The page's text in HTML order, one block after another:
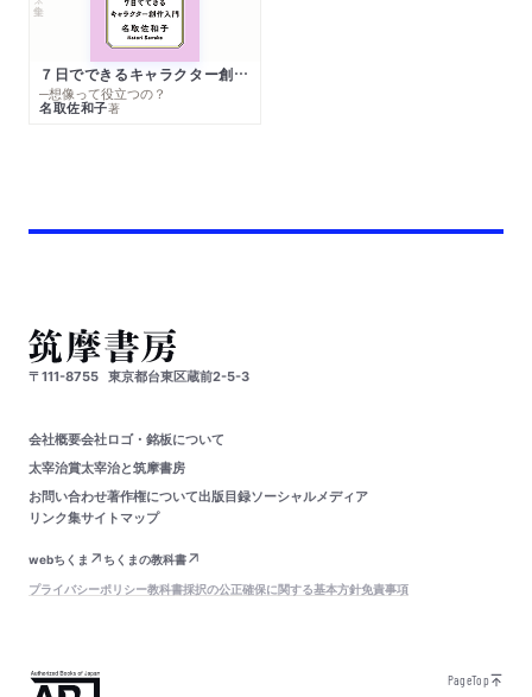
７日でできるキャラクター創作入門
─想像って役立つの？
名取佐和子著
〒111-8755 東京都台東区蔵前2-5-3
会社概要会社ロゴ・銘板について
太宰治賞太宰治と筑摩書房
お問い合わせ著作権について出版目録ソーシャルメディア
リンク集サイトマップ
webちくま
ちくまの教科書
プライバシーポリシー教科書採択の公正確保に関する基本方針免責事項
PageTop